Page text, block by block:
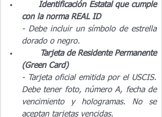
Identificación Estatal que cumple
con la norma REAL ID
- Debe incluir un símbolo de estrella
dorado o negro.
Tarjeta de Residente Permanente
(Green Card)
- Tarjeta oficial emitida por el USCIS.
Debe tener foto, número A, fecha de
vencimiento y hologramas. No se
aceptan tarjetas vencidas.